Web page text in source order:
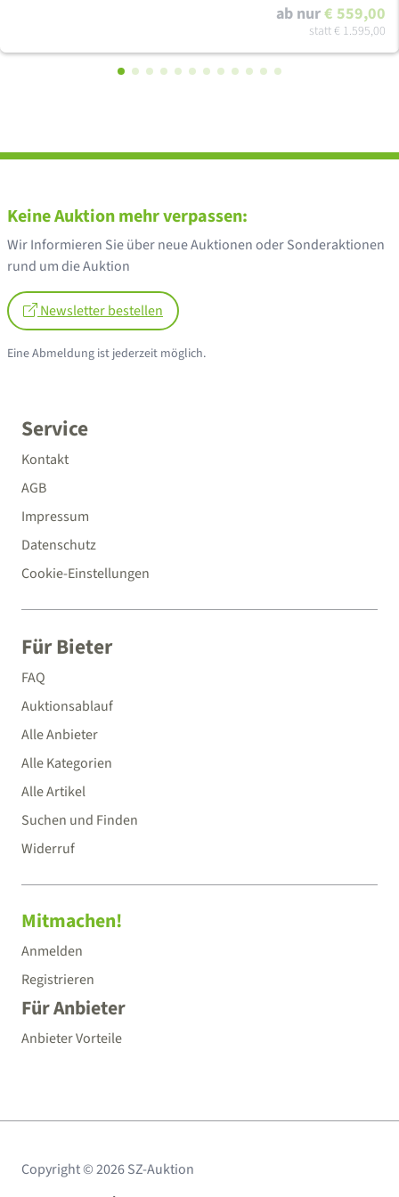
ab nur€ 559,00
statt€ 1.595,00
Service
Kontakt
AGB
Impressum
Datenschutz
Cookie-Einstellungen
Für Bieter
FAQ
Auktionsablauf
Alle Anbieter
Alle Kategorien
Alle Artikel
Suchen und Finden
Widerruf
Mitmachen!
Anmelden
Registrieren
Für Anbieter
Anbieter Vorteile
Keine Auktion mehr verpassen:
Wir Informieren Sie über neue Auktionen oder Sonderaktionen
rund um die Auktion
Newsletter bestellen
Eine Abmeldung ist jederzeit möglich.
Copyright © 2026 SZ-Auktion